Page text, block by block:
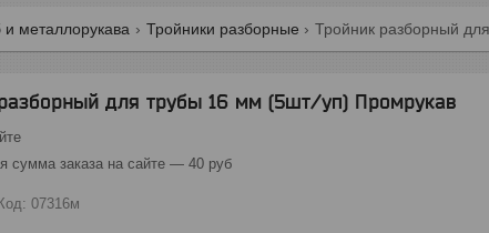
металлорукава Тройники разборные
для трубы 16 мм (5шт/уп) Промрукав
сумма заказа на сайте — 40 руб
Код: 07316м